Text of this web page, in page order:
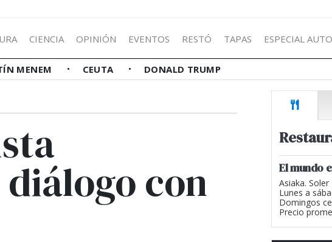
CIENCIA OPINIÓN EVENTOS RESTÓ TAPAS ESPECIAL
MENEM CEUTA DONALD TRUMP
con El mundo
Asiaka.
Lunes a
Domingos
Precio